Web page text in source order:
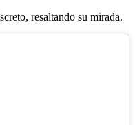
resaltando su mirada.